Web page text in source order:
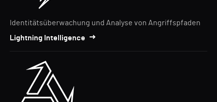
Identitätsüberwachung und Analyse von Angriffspfaden
Lightning Intelligence